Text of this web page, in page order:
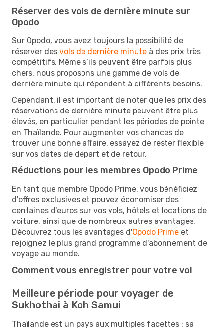
Réserver des vols de dernière minute sur
Opodo
Sur Opodo, vous avez toujours la possibilité de
réserver des vols de dernière minute à des prix très
compétitifs. Même s’ils peuvent être parfois plus
chers, nous proposons une gamme de vols de
dernière minute qui répondent à différents besoins.
Cependant, il est important de noter que les prix des
réservations de dernière minute peuvent être plus
élevés, en particulier pendant les périodes de pointe
en Thaïlande. Pour augmenter vos chances de
trouver une bonne affaire, essayez de rester flexible
sur vos dates de départ et de retour.
Réductions pour les membres Opodo Prime
En tant que membre Opodo Prime, vous bénéficiez
d'offres exclusives et pouvez économiser des
centaines d'euros sur vos vols, hôtels et locations de
voiture, ainsi que de nombreux autres avantages.
Découvrez tous les avantages d'Opodo Prime et
rejoignez le plus grand programme d'abonnement de
voyage au monde.
Comment vous enregistrer pour votre vol
Meilleure période pour voyager de
Sukhothai à Koh Samui
Thaïlande est un pays aux multiples facettes : sa